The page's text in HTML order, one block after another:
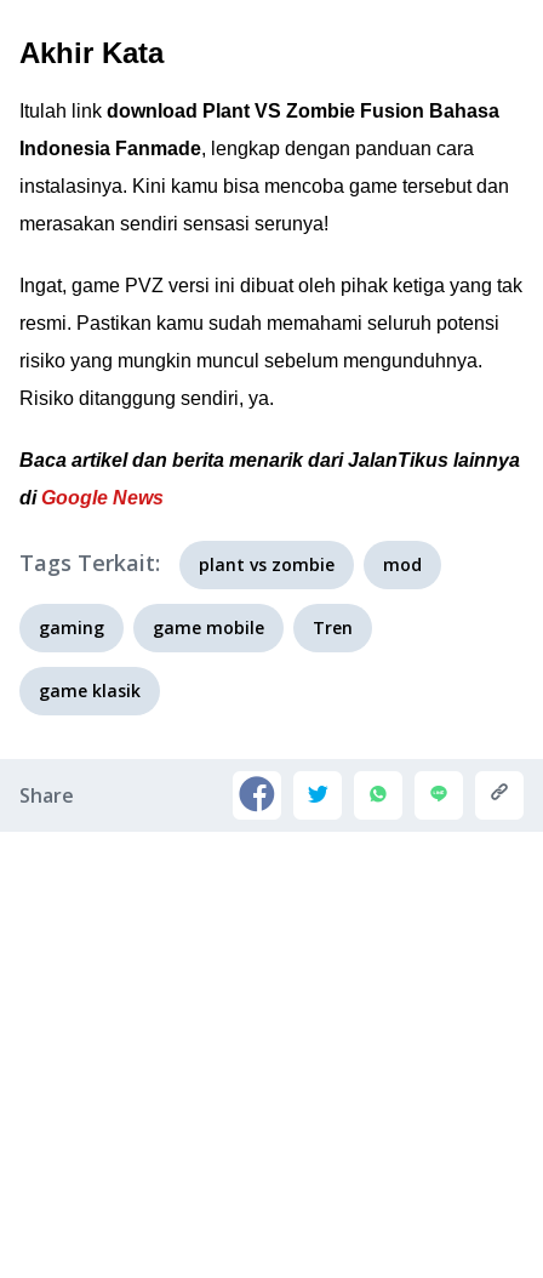
Akhir Kata
Itulah link download Plant VS Zombie Fusion Bahasa
Indonesia Fanmade, lengkap dengan panduan cara
instalasinya. Kini kamu bisa mencoba game tersebut dan
merasakan sendiri sensasi serunya!
Ingat, game PVZ versi ini dibuat oleh pihak ketiga yang tak
resmi. Pastikan kamu sudah memahami seluruh potensi
risiko yang mungkin muncul sebelum mengunduhnya.
Risiko ditanggung sendiri, ya.
Baca artikel dan berita menarik dari JalanTikus lainnya
diGoogle News
Tags Terkait: plant vs zombie mod
gaming game mobile Tren
game klasik
Share